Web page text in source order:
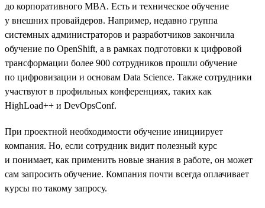
до корпоративного MBA. Есть и техническое обучение
у внешних провайдеров. Например, недавно группа
системных администраторов и разработчиков закончила
обучение по OpenShift, а в рамках подготовки к цифровой
трансформации более 900 сотрудников прошли обучение
по цифровизации и основам Data Science. Также сотрудники
участвуют в профильных конференциях, таких как
HighLoad++ и DevOpsConf.
При проектной необходимости обучение инициирует
компания. Но, если сотрудник видит полезный курс
и понимает, как применить новые знания в работе, он может
сам запросить обучение. Компания почти всегда оплачивает
курсы по такому запросу.